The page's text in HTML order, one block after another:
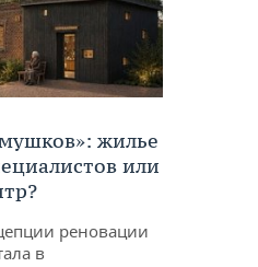
жилье
или
реновации
в